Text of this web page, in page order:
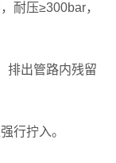
压≥300bar，
出管路内残留
行拧入。